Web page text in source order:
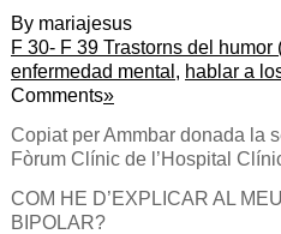
By mariajesus
F 30- F 39 Trastorns del humor
enfermedad mental , hablar a
Comments»
Copiat per Ammbar donada la
Fòrum Clínic de l’Hospital
COM HE D’EXPLICAR AL
BIPOLAR?